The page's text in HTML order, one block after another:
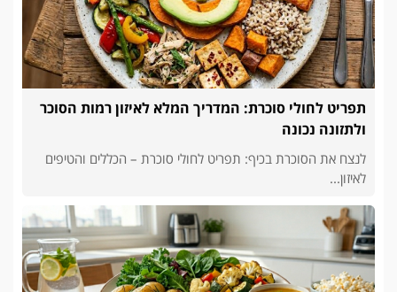
תפריט לחולי סוכרת: המדריך המלא לאיזון רמות הסוכר
ולתזונה נכונה
לנצח את הסוכרת בכיף: תפריט לחולי סוכרת – הכללים והטיפים
לאיזון...